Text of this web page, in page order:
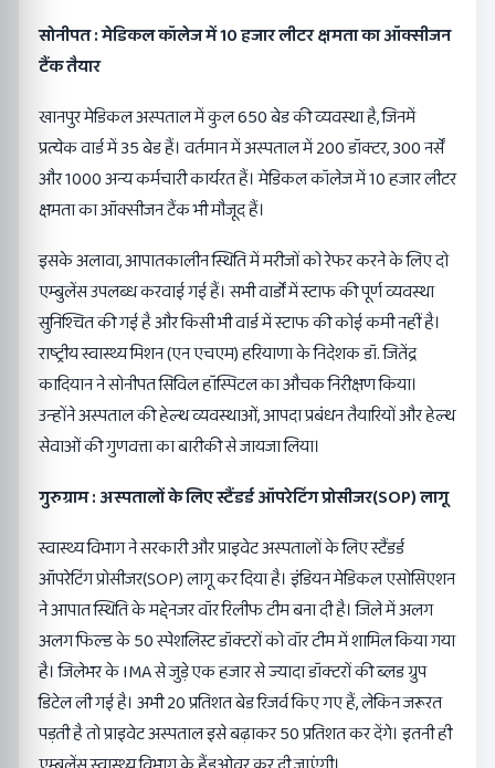
सोनीपत : मेडिकल कॉलेज में 10 हजार लीटर क्षमता का ऑक्सीजन
टैंक तैयार
खानपुर मेडिकल अस्पताल में कुल 650 बेड की व्यवस्था है, जिनमें
प्रत्येक वार्ड में 35 बेड हैं। वर्तमान में अस्पताल में 200 डॉक्टर, 300 नर्सें
और 1000 अन्य कर्मचारी कार्यरत हैं। मेडिकल कॉलेज में 10 हजार लीटर
क्षमता का ऑक्सीजन टैंक भी मौजूद हैं।
इसके अलावा, आपातकालीन स्थिति में मरीजों को रेफर करने के लिए दो
एम्बुलेंस उपलब्ध करवाई गई हैं। सभी वार्डों में स्टाफ की पूर्ण व्यवस्था
सुनिश्चित की गई है और किसी भी वार्ड में स्टाफ की कोई कमी नहीं है।
राष्ट्रीय स्वास्थ्य मिशन (एन एचएम) हरियाणा के निदेशक डॉ. जितेंद्र
कादियान ने सोनीपत सिविल हॉस्पिटल का औचक निरीक्षण किया।
उन्होंने अस्पताल की हेल्थ व्यवस्थाओं, आपदा प्रबंधन तैयारियों और हेल्थ
सेवाओं की गुणवत्ता का बारीकी से जायजा लिया।
गुरुग्राम : अस्पतालों के लिए स्टैंडर्ड ऑपरेटिंग प्रोसीजर(SOP) लागू
स्वास्थ्य विभाग ने सरकारी और प्राइवेट अस्पतालों के लिए स्टैंडर्ड
ऑपरेटिंग प्रोसीजर(SOP) लागू कर दिया है। इंडियन मेडिकल एसोसिएशन
ने आपात स्थिति के मद्देनजर वॉर रिलीफ टीम बना दी है। जिले में अलग
अलग फिल्ड के 50 स्पेशलिस्ट डॉक्टरों को वॉर टीम में शामिल किया गया
है। जिलेभर के IMA से जुड़े एक हजार से ज्यादा डॉक्टरों की ब्लड ग्रुप
डिटेल ली गई है। अभी 20 प्रतिशत बेड रिजर्व किए गए हैं, लेकिन जरूरत
पड़ती है तो प्राइवेट अस्पताल इसे बढ़ाकर 50 प्रतिशत कर देंगे। इतनी ही